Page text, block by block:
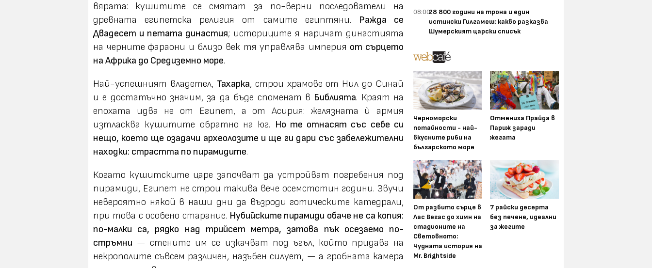
вярата: кушитите се смятат за по-верни последователи на
древната египетска религия от самите египтяни. Ражда се
Двадесет и петата династия; историците я наричат династията
на черните фараони и близо век тя управлява империя от сърцето
на Африка до Средиземно море.
Най-успешният владетел, Тахарка, строи храмове от Нил до Синай
и е достатъчно значим, за да бъде споменат в Библията. Краят на
епохата идва не от Египет, а от Асирия: желязната ѝ армия
изтласква кушитите обратно на юг. Но те отнасят със себе си
нещо, което ще озадачи археолозите и ще ги дари със забележителни
находки: страстта по пирамидите.
Когато кушитските царе започват да устройват погребения под
пирамиди, Египет не строи такива вече осемстотин години. Звучи
невероятно някой в наши дни да възроди готическите катедрали,
при това с особено старание. Нубийските пирамиди обаче не са копия:
по-малки са, рядко над трийсет метра, затова пък осезаемо по-
стръмни — стените им се изкачват под ъгъл, който придава на
некрополите съвсем различен, назъбен силует, — а гробната камера
08:0028 800 години на трона и един
истински Гилгамеш: какво разказва
Шумерският царски списък
Черноморски
потайности - най-
вкусните риби на
българското море
Отмениха Прайда в
Париж заради
жегата
От разбито сърце в
Лас Вегас до химн на
стадионите на
Световното:
Чудната история на
Mr. Brightside
7 райски десерта
без печене, идеални
за жегите